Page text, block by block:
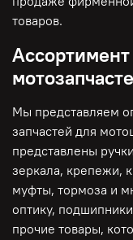
товаров.
Мы представляем
запчастей для
представлены
зеркала, крепежи,
муфты, тормоза и
оптику,
прочие товары,